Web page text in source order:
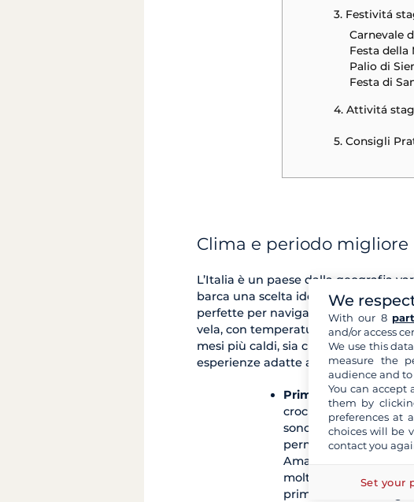
3. Festivitá
Carnevale
Festa della
Palio di
Festa di
4. Attivitá
5. Consigli
Clima e periodo
L’Italia è un paese dalla geografia
barca una scelta ideale in ogni
perfette per navigare, ma anche i
vela, con temperature più miti e
mesi più caldi, sia che tu preferisca
esperienze adatte a ogni stile di
Primavera (Aprile -
crociera tranquilla,
sono moderate (dai
permettendoti di
Amalfitana, le Cinque
molta più serenità. È
prime offerte di
We
With our 8
and/or access
We use this
measure the
audience and to
You can accept
them by
preferences at
choices will be
contact you
Set your